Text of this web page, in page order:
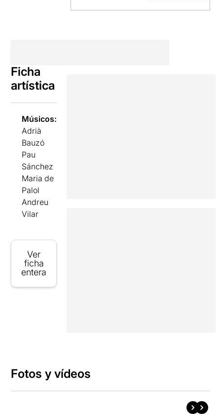
Ficha
artística
Músicos:
Adrià
Bauzó
Pau
Sánchez
Maria de
Palol
Andreu
Vilar
Ver
ficha
entera
Fotos y vídeos